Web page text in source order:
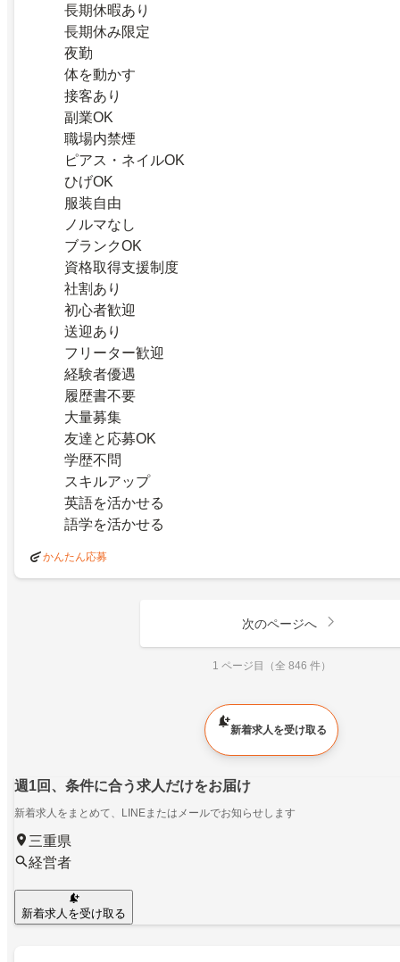
長期休暇あり
長期休み限定
夜勤
体を動かす
接客あり
副業OK
職場内禁煙
ピアス・ネイルOK
ひげOK
服装自由
ノルマなし
ブランクOK
資格取得支援制度
社割あり
初心者歓迎
送迎あり
フリーター歓迎
経験者優遇
履歴書不要
大量募集
友達と応募OK
学歴不問
スキルアップ
英語を活かせる
語学を活かせる
かんたん応募
次のページへ
1 ページ目（全 846 件）
新着求人を受け取る
週1回、条件に合う求人だけをお届け
新着求人をまとめて、LINEまたはメールでお知らせします
三重県
経営者
新着求人を受け取る